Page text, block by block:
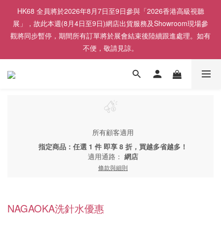
HK68 全員將於2026年8月7日至9日參與「2026香港高級視聽
展」，故此本週(8月4日至9日)網店出貨服務及Showroom現場參
觀將同步暫停，期間所有訂單將於展會結束後陸續跟進處理。如有
不便，敬請見諒。
所有顧客適用
指定商品：任選 1 件 即享 8 折，買越多省越多！
適用通路： 網店
條款與細則
NAGAOKA洗針水優惠